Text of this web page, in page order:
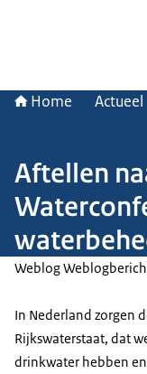
Home Actueel
Aftellen
Weblog
In Nederland zorgen
Rijkswaterstaat, dat
drinkwater hebben